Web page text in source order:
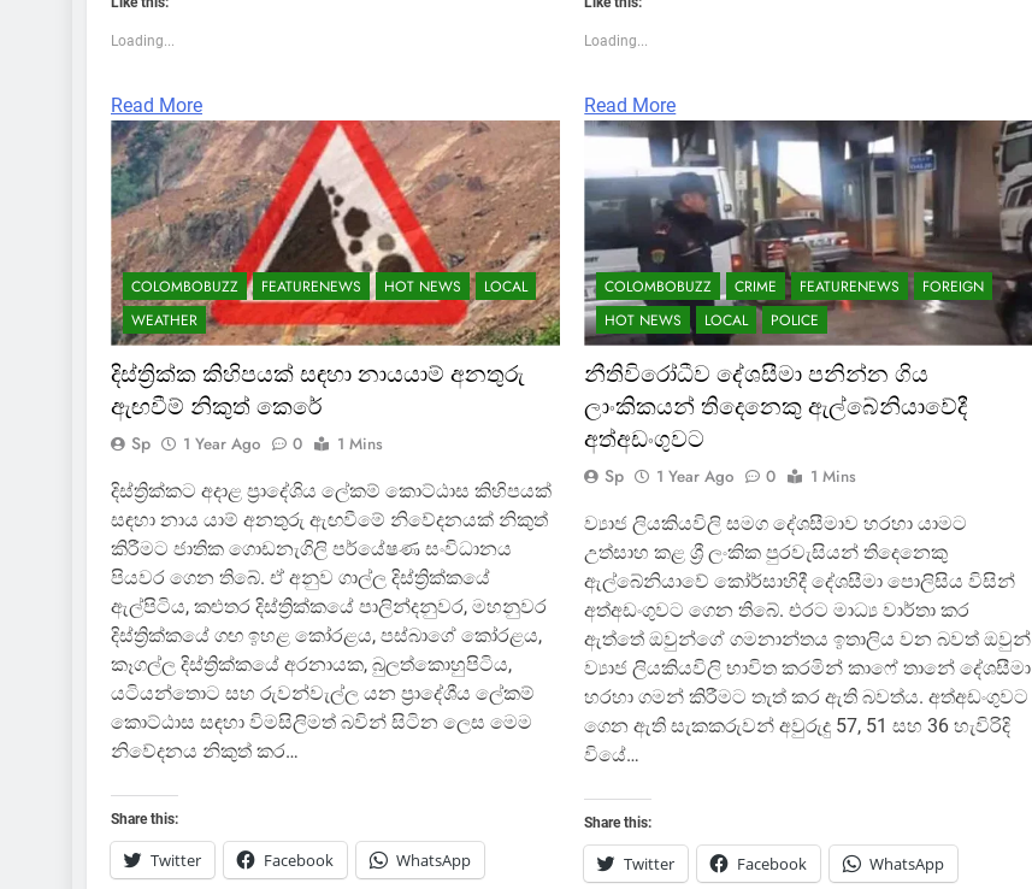
Loading...
Read More
Loading...
Read More
COLOMBOBUZZ FEATURENEWS HOT NEWS
LOCAL
WEATHER
දිස්ත්‍රික්ක කිහිපයක් සඳහා නායයාම් අනතුරු
ඇඟවීම් නිකුත් කෙරේ
Sp 1 Year Ago 0 1 Mins
දිස්ත්‍රික්කට අදාළ ප්‍රාදේශිය ලේකම් කොට්ඨාස කිහිපයක්
සඳහා නාය යාම් අනතුරු ඇඟවීමේ නිවේදනයක් නිකුත්
කිරීමට ජාතික ගොඩනැගිලි පර්යේෂණ සංවිධානය
පියවර ගෙන තිබේ. ඒ අනුව ගාල්ල දිස්ත්‍රික්කයේ
ඇල්පිටිය, කළුතර දිස්ත්‍රික්කයේ පාලින්දනුවර, මහනුවර
දිස්ත්‍රික්කයේ ගඟ ඉහළ කෝරළය, පස්බාගේ කෝරළය,
කෑගල්ල දිස්ත්‍රික්කයේ අරනායක, බුලත්කොහුපිටිය,
යටියන්තොට සහ රුවන්වැල්ල යන ප්‍රාදේශීය ලේකම්
කොට්ඨාස සඳහා විමසිලිමත් බවින් සිටින ලෙස මෙම
නිවේදනය නිකුත් කර…
Share this:
Twitter Facebook WhatsApp
COLOMBOBUZZ CRIME FEATURENEWS
FOREIGN
HOT NEWS
LOCAL POLICE
නීතිවිරෝධීව දේශසීමා පනින්න ගිය
ලාංකිකයන් තිදෙනෙකු ඇල්බේනියාවේදී
අත්අඩංගුවට
Sp 1 Year Ago 0 1 Mins
ව්‍යාජ ලියකියවිලි සමග දේශසීමාව හරහා යාමට
උත්සාහ කළ ශ්‍රී ලංකික පුරවැසියන් තිදෙනෙකු
ඇල්බේනියාවේ කෝර්සාහිදී දේශසීමා පොලිසිය විසින්
අත්අඩංගුවට ගෙන තිබේ. එරට මාධ්‍ය වාර්තා කර
ඇත්තේ ඔවුන්ගේ ගමනාන්තය ඉතාලිය වන බවත් ඔවුන්
ව්‍යාජ ලියකියවිලි භාවිත කරමින් කාෆේ තානේ දේශසීමා
හරහා ගමන් කිරීමට තැත් කර ඇති බවත්ය. අත්අඩංගුවට
ගෙන ඇති සැකකරුවන් අවුරුදු 57, 51 සහ 36 හැවිරිදි
වියේ…
Share this:
Twitter Facebook WhatsApp